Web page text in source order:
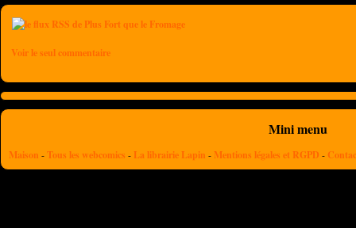
Voir le seul commentaire
Mini menu
Maison -Tous les webcomics - La librairie Lapin - Mentions légales et RGPD -